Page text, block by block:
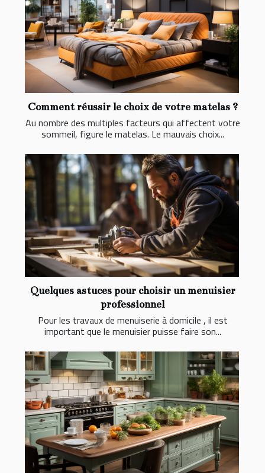
Comment réussir le choix de votre matelas ?
Au nombre des multiples facteurs qui affectent votre
sommeil, figure le matelas. Le mauvais choix...
Quelques astuces pour choisir un menuisier
professionnel
Pour les travaux de menuiserie à domicile , il est
important que le menuisier puisse faire son...